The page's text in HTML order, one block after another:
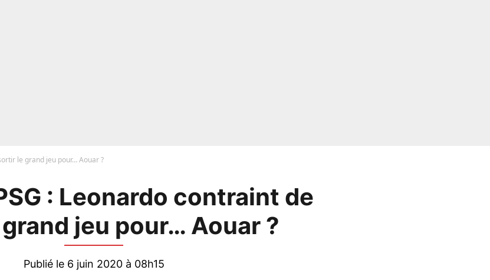
le grand jeu pour… Aouar ?
: Leonardo contraint de
jeu pour… Aouar ?
Publié le 6 juin 2020 à 08h15